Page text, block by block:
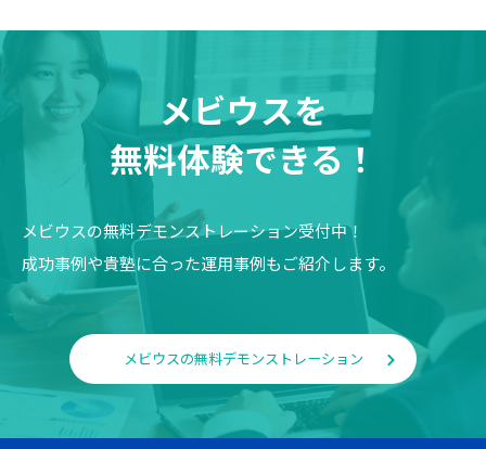
メビウスを
無料体験できる！
メビウスの無料デモンストレーション受付中！
成功事例や貴塾に合った運用事例もご紹介します。
メビウスの無料デモンストレーション